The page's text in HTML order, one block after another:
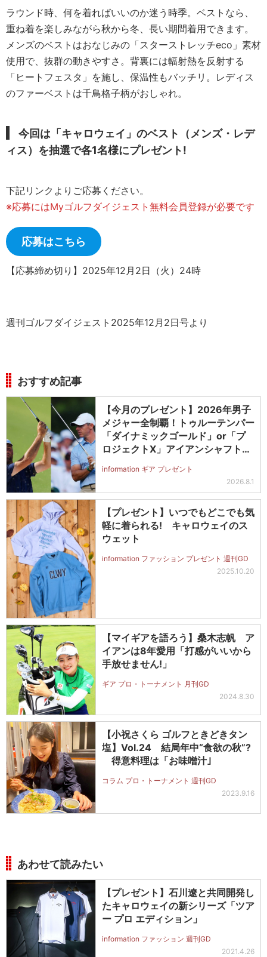
ラウンド時、何を着ればいいのか迷う時季。ベストなら、
重ね着を楽しみながら秋から冬、長い期間着用できます。
メンズのベストはおなじみの「スターストレッチeco」素材
使用で、抜群の動きやすさ。背裏には輻射熱を反射する
「ヒートフェスタ」を施し、保温性もバッチリ。レディス
のファーベストは千鳥格子柄がおしゃれ。
今回は「キャロウェイ」のベスト（メンズ・レデ
ィス）を抽選で各1名様にプレゼント!
下記リンクよりご応募ください。
※応募にはMyゴルフダイジェスト無料会員登録が必要です
応募はこちら
【応募締め切り】2025年12月2日（火）24時
週刊ゴルフダイジェスト2025年12月2日号より
おすすめ記事
【今月のプレゼント】2026年男子
メジャー全制覇！トゥルーテンパー
「ダイナミックゴールド」or「プ
ロジェクトX」アイアンシャフト
ットを抽選で2名に！
information ギア プレゼント
2026.8.1
【プレゼント】いつでもどこでも気
軽に着られる! キャロウェイのス
ウェット
information ファッション プレゼント 週刊GD
2025.10.20
【マイギアを語ろう】桑木志帆 ア
イアンは8年愛用「打感がいいから
手放せません!」
ギア プロ・トーナメント 月刊GD
2024.8.30
【小祝さくら ゴルフときどきタン
塩】Vol.24 結局年中“食欲の秋”?
得意料理は「お味噌汁｣
コラム プロ・トーナメント 週刊GD
2023.9.16
あわせて読みたい
【プレゼント】石川遼と共同開発し
たキャロウェイの新シリーズ「ツア
ー プロ エディション」
information ファッション 週刊GD
2021.4.26